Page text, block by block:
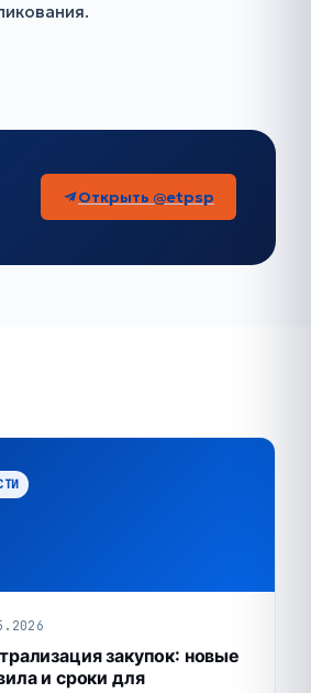
Открыть @etpsp
закупок: новые
и сроки для